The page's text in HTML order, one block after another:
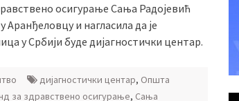
осигурање Сања Радојевић
и нагласила да је
у Србији буде дијагностички центар.
дијагностички центар, Општа
за здравствено осигурање, Сања